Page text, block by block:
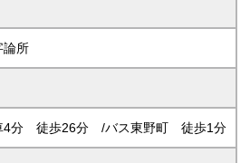
論所
4分 徒歩26分 /バス東野町 徒歩1分